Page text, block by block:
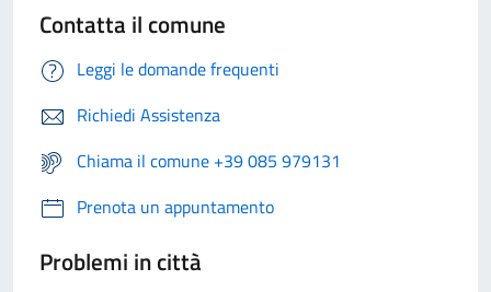
Contatta il comune
Leggi le domande frequenti
Richiedi Assistenza
Chiama il comune +39 085 979131
Prenota un appuntamento
Problemi in città